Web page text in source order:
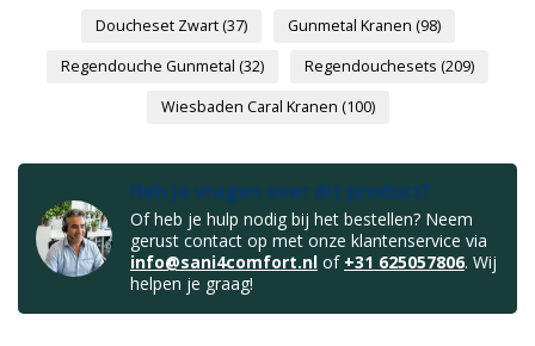
Doucheset Zwart(37) Gunmetal Kranen (98)
Regendouche Gunmetal (32) Regendouchesets (209)
Wiesbaden Caral Kranen (100)
Heb je vragen over dit product?
Of heb je hulp nodig bij het bestellen? Neem
gerust contact op met onze klantenservice via
info@sani4comfort.nl of +31 625057806. Wij
helpen je graag!